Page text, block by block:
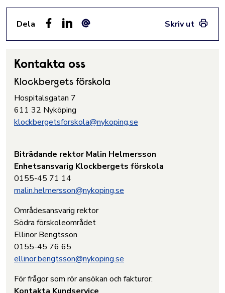
Dela
Skriv ut
Kontakta oss
Klockbergets förskola
Hospitalsgatan 7
611 32 Nyköping
klockbergetsforskola@nykoping.se
Biträdande rektor Malin Helmersson
Enhetsansvarig Klockbergets förskola
0155-45 71 14
malin.helmersson@nykoping.se
Områdesansvarig rektor
Södra förskoleområdet
Ellinor Bengtsson
0155-45 76 65
ellinor.bengtsson@nykoping.se
För frågor som rör ansökan och fakturor: